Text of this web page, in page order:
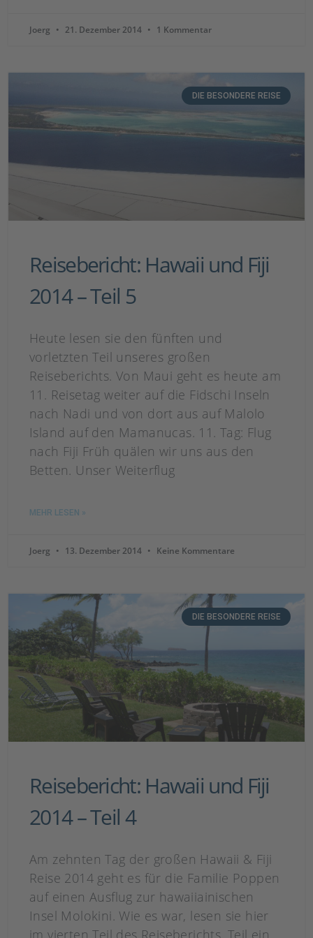
Joerg 21. Dezember 2014 1 Kommentar
DIE BESONDERE REISE
Reisebericht: Hawaii und Fiji
2014 – Teil 5
Heute lesen sie den fünften und
vorletzten Teil unseres großen
Reiseberichts. Von Maui geht es heute am
11. Reisetag weiter auf die Fidschi Inseln
nach Nadi und von dort aus auf Malolo
Island auf den Mamanucas. 11. Tag: Flug
nach Fiji Früh quälen wir uns aus den
Betten. Unser Weiterflug
MEHR LESEN »
Joerg 13. Dezember 2014 Keine Kommentare
DIE BESONDERE REISE
Reisebericht: Hawaii und Fiji
2014 – Teil 4
Am zehnten Tag der großen Hawaii & Fiji
Reise 2014 geht es für die Familie Poppen
auf einen Ausflug zur hawaiiainischen
Insel Molokini. Wie es war, lesen sie hier
im vierten Teil des Reiseberichts. Teil ein